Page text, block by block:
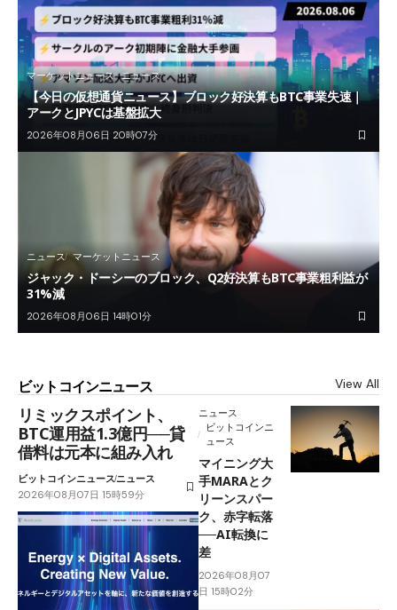
マーケットニュース ニュース
【今日の仮想通貨ニュース】ブロック好決算もBTC事業失速｜
アークとJPYCは基盤拡大
2026年08月06日 20時07分
ニュース マーケットニュース
ジャック・ドーシーのブロック、Q2好決算もBTC事業粗利益が
31%減
2026年08月06日 14時01分
ビットコインニュース View All
リミックスポイント、
BTC運用益1.3億円──貸
借料は元本に組み入れ
ビットコインニュースニュース
2026年08月07日 15時59分
ニュース
ビットコインニ
ュース
マイニング大
手MARAとク
リーンスパー
ク、赤字転落
──AI転換に
差
2026年08月07
日 15時02分